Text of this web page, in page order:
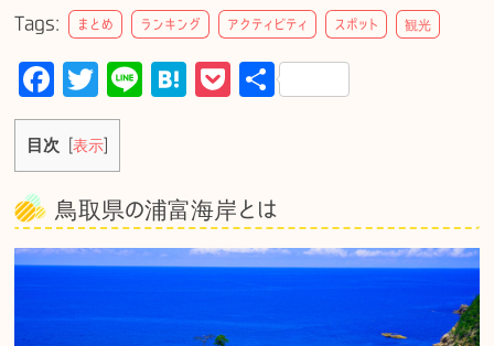
Tags: まとめ ランキング アクティビティ スポット 観光
F
a
c
b
o
k
T
w
it
r
Li
H
a
P
et
共
目次 [表示
鳥取県の浦富海岸とは